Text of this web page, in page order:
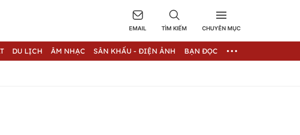
EMAIL TÌM KIẾM CHUYÊN MỤC
DU LỊCH ÂM NHẠC SÂN KHẤU - ĐIỆN ẢNH BẠN ĐỌC